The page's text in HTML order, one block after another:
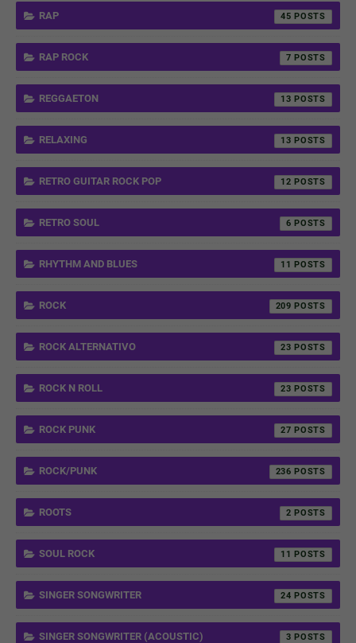
RAP 45
RAP ROCK 7
REGGAETON 13
RELAXING 13
RETRO GUITAR ROCK POP 12
RETRO SOUL 6
RHYTHM AND BLUES 11
ROCK 209
ROCK ALTERNATIVO 23
ROCK N ROLL 23
ROCK PUNK 27
ROCK/PUNK 236
ROOTS 2
SOUL ROCK 11
SINGER SONGWRITER 24
SINGER SONGWRITER (ACOUSTIC) 3